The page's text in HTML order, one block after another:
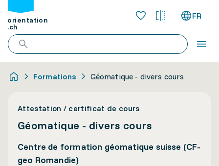
orientation
.ch
FR
Formations Géomatique - divers cours
Attestation / certificat de cours
Géomatique - divers cours
Centre de formation géomatique suisse (CF-
geo Romandie)